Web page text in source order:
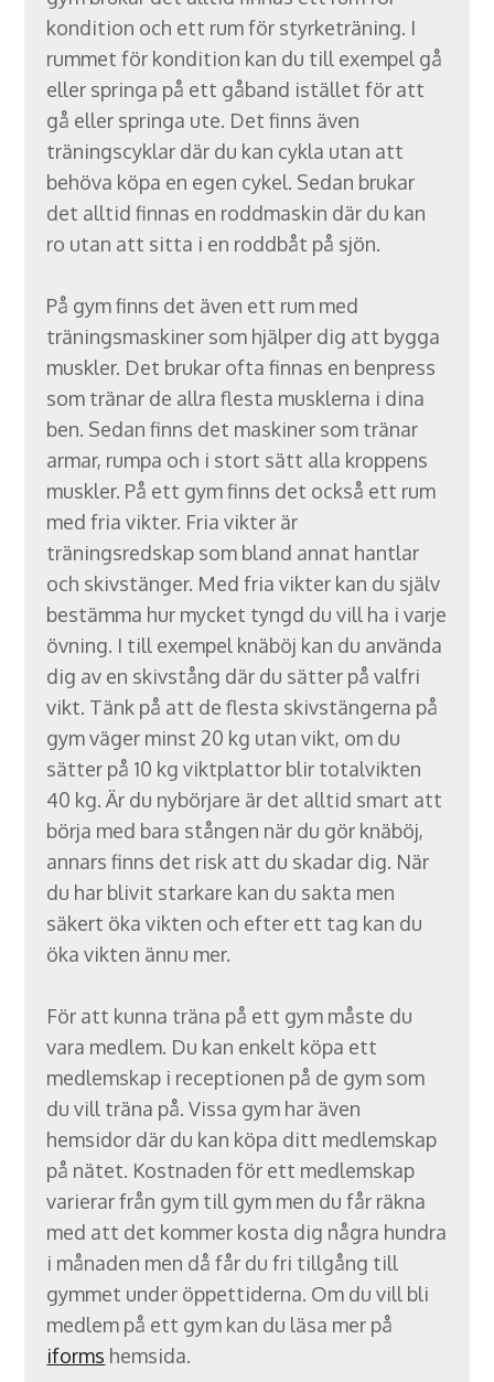
kondition och ett rum för styrketräning. I
rummet för kondition kan du till exempel gå
eller springa på ett gåband istället för att
gå eller springa ute. Det finns även
träningscyklar där du kan cykla utan att
behöva köpa en egen cykel. Sedan brukar
det alltid finnas en roddmaskin där du kan
ro utan att sitta i en roddbåt på sjön.
På gym finns det även ett rum med
träningsmaskiner som hjälper dig att bygga
muskler. Det brukar ofta finnas en benpress
som tränar de allra flesta musklerna i dina
ben. Sedan finns det maskiner som tränar
armar, rumpa och i stort sätt alla kroppens
muskler. På ett gym finns det också ett rum
med fria vikter. Fria vikter är
träningsredskap som bland annat hantlar
och skivstänger. Med fria vikter kan du själv
bestämma hur mycket tyngd du vill ha i varje
övning. I till exempel knäböj kan du använda
dig av en skivstång där du sätter på valfri
vikt. Tänk på att de flesta skivstängerna på
gym väger minst 20 kg utan vikt, om du
sätter på 10 kg viktplattor blir totalvikten
40 kg. Är du nybörjare är det alltid smart att
börja med bara stången när du gör knäböj,
annars finns det risk att du skadar dig. När
du har blivit starkare kan du sakta men
säkert öka vikten och efter ett tag kan du
öka vikten ännu mer.
För att kunna träna på ett gym måste du
vara medlem. Du kan enkelt köpa ett
medlemskap i receptionen på de gym som
du vill träna på. Vissa gym har även
hemsidor där du kan köpa ditt medlemskap
på nätet. Kostnaden för ett medlemskap
varierar från gym till gym men du får räkna
med att det kommer kosta dig några hundra
i månaden men då får du fri tillgång till
gymmet under öppettiderna. Om du vill bli
medlem på ett gym kan du läsa mer på
iforms hemsida.